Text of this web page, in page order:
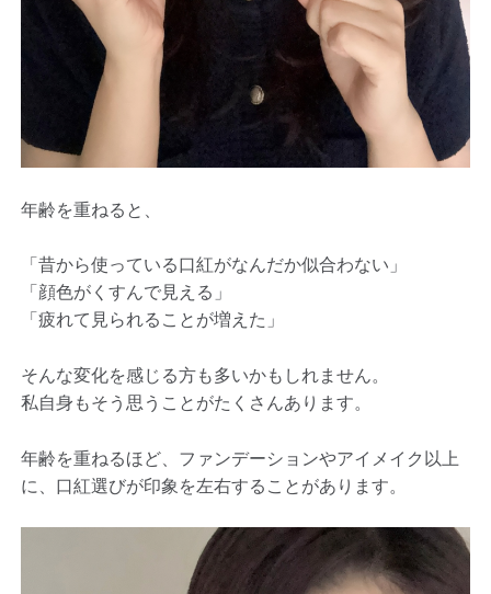
年齢を重ねると、
「昔から使っている口紅がなんだか似合わない」
「顔色がくすんで見える」
「疲れて見られることが増えた」
そんな変化を感じる方も多いかもしれません。
私自身もそう思うことがたくさんあります。
年齢を重ねるほど、ファンデーションやアイメイク以上
に、口紅選びが印象を左右することがあります。